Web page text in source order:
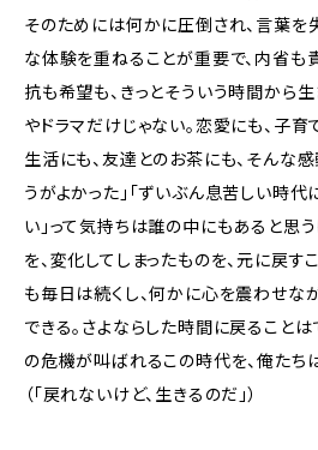
そのためには何かに圧倒され、言葉を
な体験を重ねることが重要で、内省も
抗も希望も、きっとそういう時間から
やドラマだけじゃない。恋愛にも、子育
生活にも、友達とのお茶にも、そんな感
うがよかった」「ずいぶん息苦しい時代
い」って気持ちは誰の中にもあると思
を、変化してしまったものを、元に戻す
も毎日は続くし、何かに心を震わせな
できる。さよならした時間に戻ること
の危機が叫ばれるこの時代を、俺たち
（「戻れないけど、生きるのだ」）